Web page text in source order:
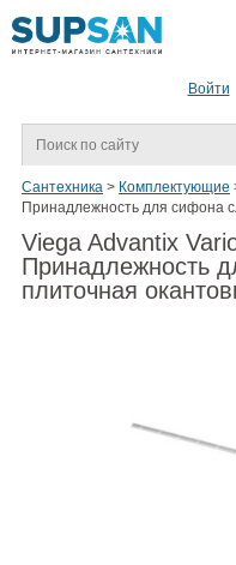
Войти
Сантехника > Комплектующие
Принадлежность для сифона
Viega Advantix
Принадлежность
плиточная